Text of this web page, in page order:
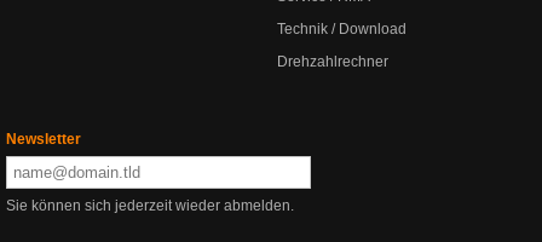
Technik / Download
Drehzahlrechner
Newsletter
Sie können sich jederzeit wieder abmelden.